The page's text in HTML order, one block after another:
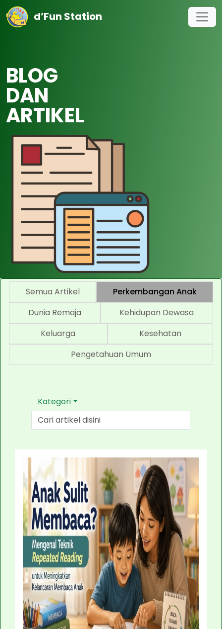
d’Fun Station
BLOG
DAN
ARTIKEL
Semua Artikel
Perkembangan Anak
Dunia Remaja
Kehidupan Dewasa
Keluarga
Kesehatan
Pengetahuan Umum
Kategori